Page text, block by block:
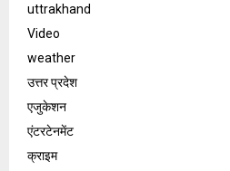
uttrakhand
Video
weather
उत्तर प्रदेश
एजुकेशन
एंटरटेनमेंट
क्राइम